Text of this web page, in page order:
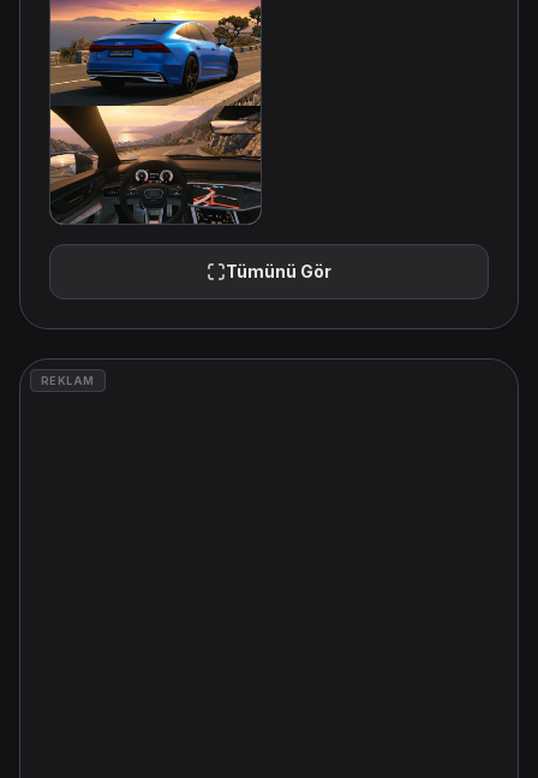
Tümünü Gör
REKLAM